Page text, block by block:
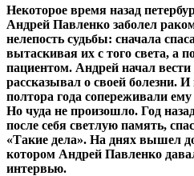
Некоторое время назад
Андрей Павленко заболел
нелепость судьбы: сначала
вытаскивая их с того света, а
пациентом. Андрей начал вести
рассказывал о своей болезни.
полтора года сопереживали
Но чуда не произошло. Год
после себя светлую память,
«Такие дела». На днях вышел
котором Андрей Павленко
интервью.